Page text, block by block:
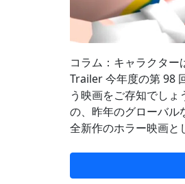
コラム：キャラクタ
Trailer 今年度の第 98
う映画をご存知でし
の、昨年のグローバル
全新作のホラー映画